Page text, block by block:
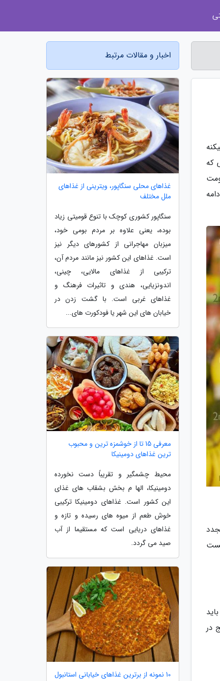
که
در
اخبار و مقالات مرتبط
غذاهای محلی سنگاپور، ویترینی از غذاهای
ملل مختلف
سنگاپور کشوری کوچک با تنوع قومیتی زیاد
بوده، یعنی علاوه بر مردم بومی خود،
میزبان مهاجرانی از کشورهای دیگر نیز
است. غذاهای این کشور نیز مانند مردم آن،
ترکیبی از غذاهای مالایی، چینی،
اندونزیایی، هندی و تاثیرات فرهنگ و
غذاهای غربی است. با گشت زدن در
خیابان های این شهر یا فودکورت های...
معرفی 15 تا از خوشمزه ترین و محبوب
ترین غذاهای دومینیکا
محیط چشمگیر و تقریباً دست نخورده
دومینیکا، الها م بخش بشقاب های غذای
این کشور است. غذاهای دومینیکا ترکیبی
خوش طعم از میوه های رسیده و تازه و
غذاهای دریایی است که مستقیما از آب
صید می گردد.
10 نمونه از برترین غذاهای خیابانی استانبول